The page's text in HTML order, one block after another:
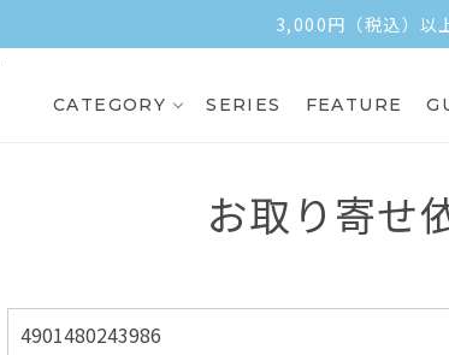
3,000円（税込）以
CATEGORY SERIES FEATURE
お取り寄せ